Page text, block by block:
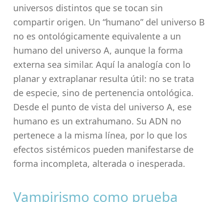
universos distintos que se tocan sin
compartir origen. Un “humano” del universo B
no es ontológicamente equivalente a un
humano del universo A, aunque la forma
externa sea similar. Aquí la analogía con lo
planar y extraplanar resulta útil: no se trata
de especie, sino de pertenencia ontológica.
Desde el punto de vista del universo A, ese
humano es un extrahumano. Su ADN no
pertenece a la misma línea, por lo que los
efectos sistémicos pueden manifestarse de
forma incompleta, alterada o inesperada.
Vampirismo como prueba